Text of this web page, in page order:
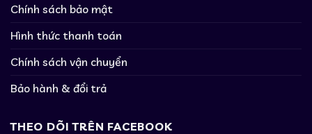
Chính sách bảo mật
Hình thức thanh toán
Chính sách vận chuyển
Bảo hành & đổi trả
THEO DÕI TRÊN FACEBOOK